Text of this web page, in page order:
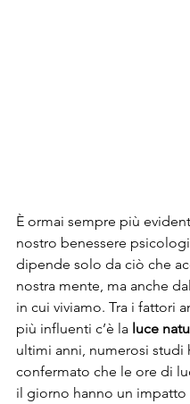
È ormai sempre più
nostro benessere
dipende solo da ciò che
nostra mente, ma anche
in cui viviamo. Tra i fattori
più influenti c’è la luce
ultimi anni, numerosi studi
confermato che le ore di
il giorno hanno un impatto